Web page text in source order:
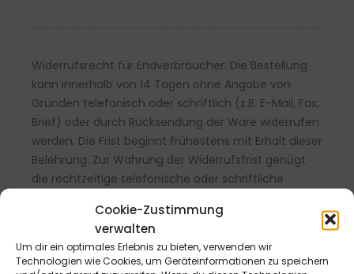
Cookie-Zustimmung
verwalten
Um dir ein optimales Erlebnis zu bieten, verwenden wir
Technologien wie Cookies, um Geräteinformationen zu speichern
Widerrufsrecht für Endverbraucher: Die Bestellung
kann innerhalb von 14 Tagen ohne Angabe von
Gründen telefonisch oder schriftlich (z.B. E-Mail, Fax,
Brief) oder durch Rücksendung der Ware widerrufen
werden. Die Frist beginnt frühestens mit Erhalt dieser
Belehrung. Zur Wahrung der Widerrufsfrist genügt
die rechtzeitige telefonische oder schriftliche
MedienGesellschaft mbH & Co. KG., Max-Volmer-
Straße 28, 40724 Hilden, Tel.: 02103/204-0, E-Mail:
info@blmedien.de. Weitere Informationen sowie ein